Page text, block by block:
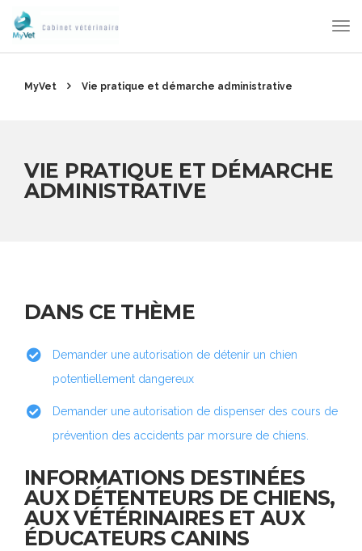
MyVet Vie pratique et démarche administrative
VIE PRATIQUE ET DÉMARCHE
ADMINISTRATIVE
DANS CE THÈME
Demander une autorisation de détenir un chien
potentiellement dangereux
Demander une autorisation de dispenser des cours de
prévention des accidents par morsure de chiens.
INFORMATIONS DESTINÉES
AUX DÉTENTEURS DE CHIENS,
AUX VÉTÉRINAIRES ET AUX
ÉDUCATEURS CANINS